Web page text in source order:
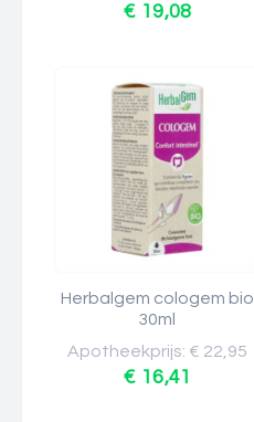
€ 19,08
Herbalgem cologem bio
30ml
Apotheekprijs: € 22,95
€ 16,41